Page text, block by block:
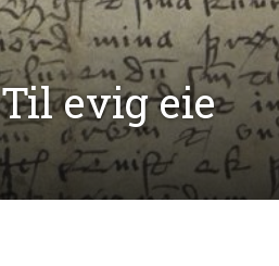
Til evig eie